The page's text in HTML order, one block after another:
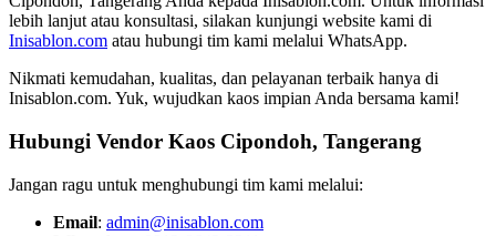
lebih lanjut atau konsultasi, silakan kunjungi website kami di
Inisablon.com atau hubungi tim kami melalui WhatsApp.
Nikmati kemudahan, kualitas, dan pelayanan terbaik hanya di
Inisablon.com. Yuk, wujudkan kaos impian Anda bersama kami!
Hubungi Vendor Kaos Cipondoh, Tangerang
Jangan ragu untuk menghubungi tim kami melalui:
Email: admin@inisablon.com